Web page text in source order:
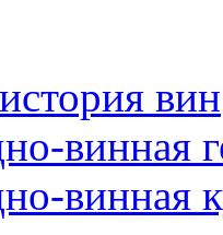
вин
винная
винная